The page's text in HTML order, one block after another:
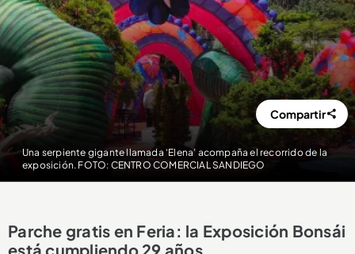
Una serpiente gigante llamada ‘Elena’ acompaña el recorrido de la
exposición. FOTO: CENTRO COMERCIAL SANDIEGO
Compartir
Parche gratis en Feria: la Exposición Bonsái
está cumpliendo 29 años